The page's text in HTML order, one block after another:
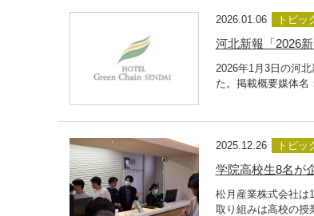
2026.01.06 トピッ
河北新報「2026
2026年1月3日の河
た。掲載概要媒体名
2025.12.26 トピッ
学院高校生8名が
松月産業株式会社は
取り組みは高校の授